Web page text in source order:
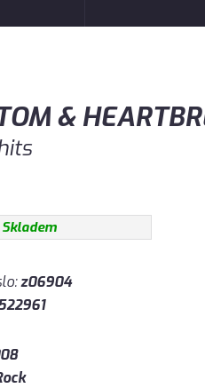
&
Skladem
z06904